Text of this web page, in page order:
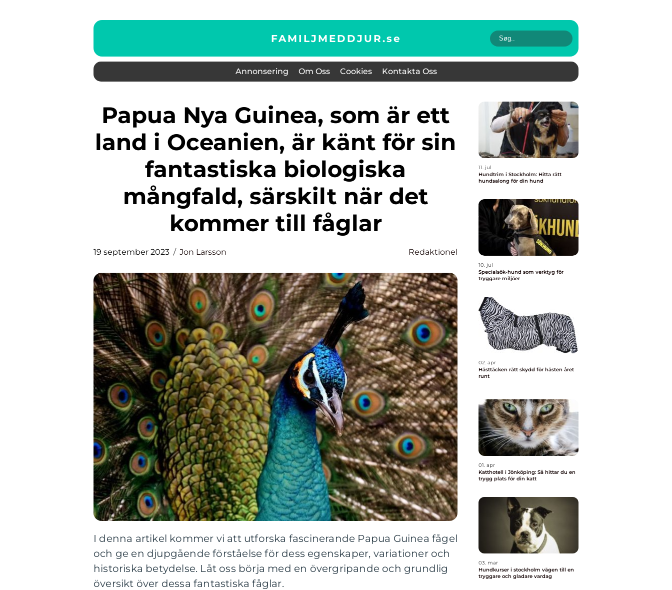
FAMILJMEDDJUR.se
Annonsering Om Oss Cookies Kontakta Oss
Papua Nya Guinea, som är ett
land i Oceanien, är känt för sin
fantastiska biologiska
mångfald, särskilt när det
kommer till fåglar
19 september 2023 Jon Larsson Redaktionel
I denna artikel kommer vi att utforska fascinerande Papua Guinea fågel
och ge en djupgående förståelse för dess egenskaper, variationer och
historiska betydelse. Låt oss börja med en övergripande och grundlig
översikt över dessa fantastiska fåglar.
11. jul
Hundtrim i Stockholm: Hitta rätt
hundsalong för din hund
10. jul
Specialsök-hund som verktyg för
tryggare miljöer
02. apr
Hästtäcken rätt skydd för hästen året
runt
01. apr
Katthotell i Jönköping: Så hittar du en
trygg plats för din katt
03. mar
Hundkurser i stockholm vägen till en
tryggare och gladare vardag